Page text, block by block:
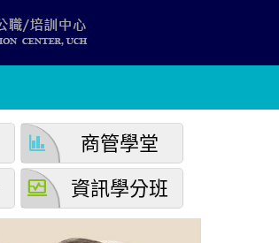
finance 商管學堂
browse_activity 資訊學分班